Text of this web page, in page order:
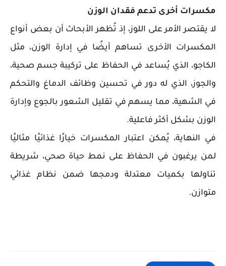
مكسرات أخرى تدعم فقدان الوزن
لا يقتصر الأمر على اللوز، إذ تُظهر الأبحاث أن بعض أنواع
المكسرات الأخرى تساهم أيضًا في إدارة الوزن، مثل
الكاجو، الذي يُساعد في الحفاظ على تركيبة جسم صحية،
والجوز، الذي له دور في تحسين وظائف الدماغ والتحكم
في الشهية، مما يسهم في تقليل الشعور بالجوع وإدارة
الوزن بشكل أكثر فاعلية.
في النهاية، يُمكن اعتبار المكسرات خيارًا غذائيًا مثاليًا
لمن يرغبون في الحفاظ على نمط حياة صحي، شريطة
تناولها بكميات معتدلة ودمجها ضمن نظام غذائي
متوازن.